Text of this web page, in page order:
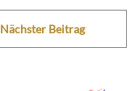
Nächster Beitrag